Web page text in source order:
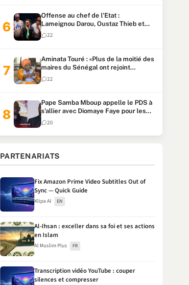
Offense au chef de l’Etat :
Lameignou Darou, Oustaz Thieb et
Ndiaye Touba lourdement
condamnés
22
Aminata Touré : «Plus de la moitié des
maires du Sénégal ont rejoint
Kiiraay»
22
Pape Samba Mboup appelle le PDS à
s’allier avec Diomaye Faye pour les
locales et tacle Sonko
20
PARTENARIATS
Fix Amazon Prime Video Subtitles Out of
Sync — Quick Guide
Klipa AI EN
Al-Ihsan : exceller dans sa foi et ses actions
en Islam
Al Muslim Plus FR
Transcription vidéo YouTube : couper
silences et compresser